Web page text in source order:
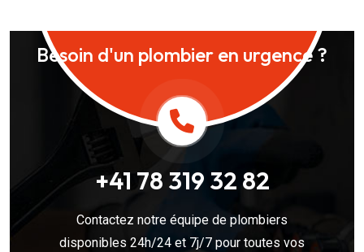
Besoin d'un plombier en urgence ?
+41 78 319 32 82
Contactez notre équipe de plombiers
disponibles 24h/24 et 7j/7 pour toutes vos